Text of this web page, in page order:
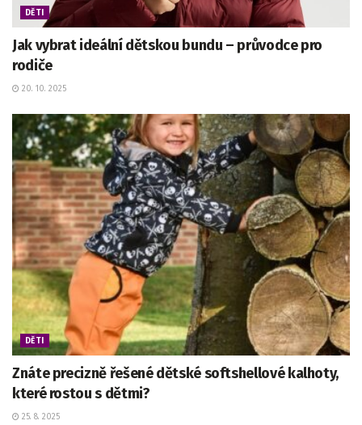
DĚTI
Jak vybrat ideální dětskou bundu – průvodce pro
rodiče
20. 10. 2025
DĚTI
Znáte precizně řešené dětské softshellové kalhoty,
které rostou s dětmi?
25. 8. 2025